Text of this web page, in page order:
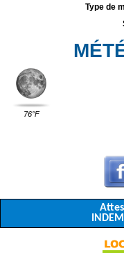
Type de
76°F